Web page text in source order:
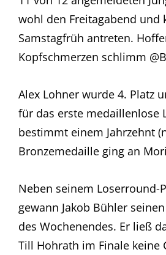
wohl den Freitagabend und
Samstagfrüh antreten.
Kopfschmerzen schlimm
Alex Lohner wurde 4. Platz
für das erste medaillenlose
bestimmt einem Jahrzehnt
Bronzemedaille ging an
Neben seinem Loserround-
gewann Jakob Bühler
des Wochenendes. Er ließ
Till Hohrath im Finale keine